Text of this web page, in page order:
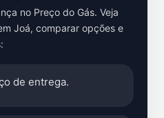
no Preço do Gás. Veja
Joá, comparar opções e
de entrega.